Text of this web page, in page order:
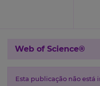
Web of Science®
Esta publicação não está